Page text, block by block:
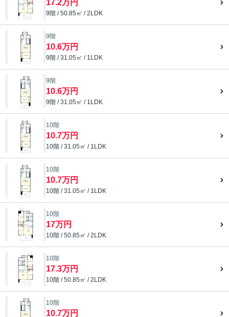
17.2万円
9階 / 50.85㎡ / 2LDK
9階
10.6万円
9階 / 31.05㎡ / 1LDK
9階
10.6万円
9階 / 31.05㎡ / 1LDK
10階
10.7万円
10階 / 31.05㎡ / 1LDK
10階
10.7万円
10階 / 31.05㎡ / 1LDK
10階
17万円
10階 / 50.85㎡ / 2LDK
10階
17.3万円
10階 / 50.85㎡ / 2LDK
10階
10.7万円